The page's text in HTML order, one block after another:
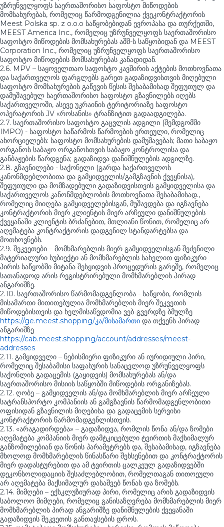
უზრუნველყოფს საერთაშორისო საფოსტო მიწოდების
მომსახურებას, რომელიც წარმოდგენილია ქვეკონტრაქტორის
Meest Polska sp. z o.o.o საწყობებიდან ევროპასა და თურქეთში,
MEEST America Inc., რომელიც უზრუნველყოფს საერთაშორისო
საფოსტო მიწოდების მომსახურებას აშშ-ს საწყობიდან და MEEST
Corporation Inc., რომელიც უზრუნველყოფს საერთაშორისო
საფოსტო მიწოდების მომსახურებას კანადიდან.
2.6. MPV – საყოველთაო საფოსტო კავშირის აქტების მოთხოვნათა
და საქართველოს ფარგლებს გარეთ გადაზიდვისთვის მიღებული
საფოსტო მომსახურების გაწევის წესის შესაბამისად შეფუთულ და
დამუშავებულ საერთაშორისო საფოსტო გზავნილებს იღებს
საქართველოში, ასევე უკრაინის ტერიტორიაზე საფოსტო
ოპერატორის JV «როსანის» ტრანზიტით გადაადგილება.
2.7. საერთაშორისო საფოსტო გაცვლის ადგილი (შემდგომში
IMPO) - საფოსტო საწარმოს წარმოების ერთეული, რომელიც
ახორციელებს: საფოსტო მომსახურების დამუშავებას; მათი საბაჟო
ორგანოს საბაჟო ორგანოსთვის საბაჟო კონტროლისა და
განბაჟების წარდგენა; გადაზიდვა დანიშნულების ადგილზე.
2.8. გზავნილები - საქონელი (გარდა საქართველოს
კანონმდებლობითა და გამყიდველის/გამგზავნის ქვეყნისა),
შეფუთული და მომზადებული გადაზიდვისთვის გამყიდველისა და
საქართველოს კანონმდებლობის მოთხოვნათა შესაბამისად.,
რომელიც მიიღება გამყიდველებისგან, მუშავდება და იგზავნება
კონტრაქტორის მიერ კლიენტის მიერ არჩეული დანიშნულების
ქვეყანაში კლიენტის ბრძანებით, მთლიანი წონით, რომელიც არ
აღემატება კონტრაქტორის დადგენილ სტანდარტებსა და
მოთხოვნებს.
2.9. შეკვეთები – მომხმარებლის მიერ გამყიდველისგან შეძენილი
მატერიალური სუბიექტი ან მომხმარებლის სახელით ფიზიკური
პირის საწყობში მიტანა შესყიდვის პროცედურის გარეშე, რომელიც
სათანადოდ არის რეგისტრირებული მომხმარებლის პირად
ანგარიშზე.
2.10. საერთაშორისო წარმომადგენლობა - საწყობი, რომლის
მისამართი მითითებულია მომხმარებლის მიერ შეკვეთის
მიწოდებისთვის და ხელმისაწვდომია ვებ-გვერდზე ბმულზე
https://ge.meest.shopping/კა/მისამართი და თქვენს პირად
ანგარიშზე
https://cab.meest.shopping/account/addresses/meest-
addresses
2.11. გამყიდველი – ნებისმიერი ფიზიკური ან იურიდიული პირი,
რომელიც შესაბამისი საფასურის სანაცვლოდ უზრუნველყოფს
საქონლის გადაცემის (გაყიდვის) მომსახურებას ან/და
საერთაშორისო მისიის საწყობში მიწოდების ორგანიზებას.
2.12. ღობე – გამყიდველის ან/და მომხმარებლის მიერ არჩეული
სატრანსპორტო კომპანიის ან გამგზავნის წარმომადგენლობითი
ოფისიდან გზავნილის მიღებისა და გადაცემის სერვისი
კონტრაქტორის წარმომადგენლისთვის.
2.13. «არაგადირდება» – გადაზიდვა, რომლის წონა ან/და ზომები
აღემატება კომპანიის მიერ დამტკიცებული ტვირთის მაქსიმალურ
განზომილებიან და წონის პარამეტრებს და, შესაბამისად, იგზავნება
მხოლოდ მომხმარებლის წინასწარი შეხსენებით და კონტრაქტორის
მიერ დადასტურებით და ამ ტვირთის ცალკეულ გადაზიდვებში
დეკონსოლიდაციის შესაძლებლობით, რომელთაგან თითოეული
არ აღემატება მაქსიმალურ დასაშვებ წონას და ზომებს.
2.14. მიმღები – ექსკლუზიურად პირი, რომელიც არის გადაზიდვის
საბოლოო მიმღები, რომელიც განისაზღვრება მომხმარებლის მიერ
მომხმარებლის პირად ანგარიშზე დანიშნულების ქვეყანაში
გადაზიდვის შეკვეთის განთავსების დროს.